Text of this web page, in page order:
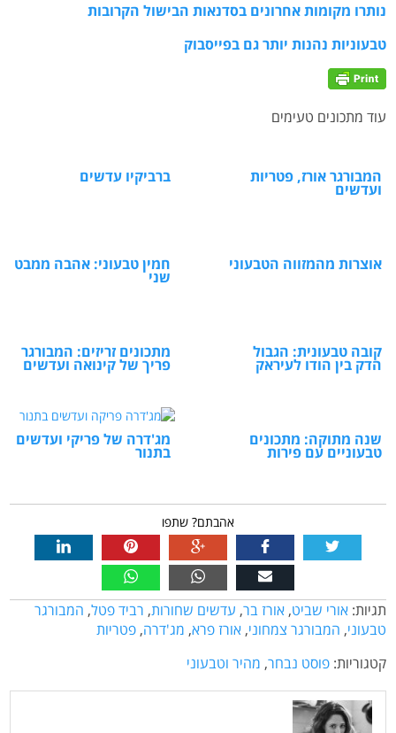
נותרו מקומות אחרונים בסדנאות הבישול הקרובות
טבעוניות נהנות יותר גם בפייסבוק
עוד מתכונים טעימים
המבורגר אורז, פטריות
ועדשים
ברביקיו עדשים
אוצרות מהמזווה הטבעוני חמין טבעוני: אהבה ממבט
שני
קובה טבעונית: הגבול
הדק בין הודו לעיראק
מתכונים זריזים: המבורגר
פריך של קינואה ועדשים
שנה מתוקה: מתכונים
טבעוניים עם פירות
מג'דרה של פריקי ועדשים
בתנור
אהבתם? שתפו
תגיות: אורי שביט, אורז בר, עדשים שחורות, רביד פטל, המבורגר
טבעוני, המבורגר צמחוני, אורז פרא, מג'דרה, פטריות
קטגוריות: פוסט נבחר, מהיר וטבעוני